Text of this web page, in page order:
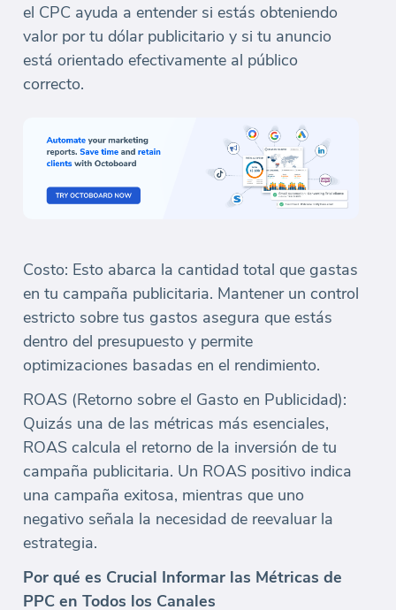
el CPC ayuda a entender si estás obteniendo
valor por tu dólar publicitario y si tu anuncio
está orientado efectivamente al público
correcto.
Costo: Esto abarca la cantidad total que gastas
en tu campaña publicitaria. Mantener un control
estricto sobre tus gastos asegura que estás
dentro del presupuesto y permite
optimizaciones basadas en el rendimiento.
ROAS (Retorno sobre el Gasto en Publicidad):
Quizás una de las métricas más esenciales,
ROAS calcula el retorno de la inversión de tu
campaña publicitaria. Un ROAS positivo indica
una campaña exitosa, mientras que uno
negativo señala la necesidad de reevaluar la
estrategia.
Por qué es Crucial Informar las Métricas de
PPC en Todos los Canales